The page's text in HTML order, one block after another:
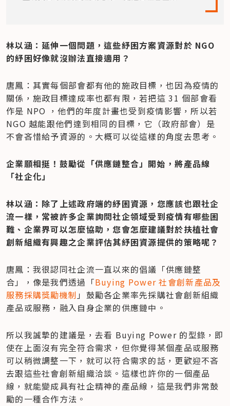
林以涵：延伸一個問題，這些紓困方案資源對於 NGO
的紓困好像就沒辦法直接適用？
唐鳳：其實每個部會都有他的施政目標，也因為疫情的
關係，施政目標達成率也都有限，若把這 31 個部會看
作是 NPO ，他們的年度計畫也受到疫情影響，所以若
NGO 越能跟他們達到相同的目標，它（政府部會）是
不會吝惜給予資源的。大概可以從這樣的角度去思考。
企業願相挺！鼓勵從「供應鏈整合」開始，將產品線
「社企化」
林以涵：除了上述政府端的紓困資源，您應該也跟社企
流一樣，常被許多企業詢問社企領域受到疫情有哪些困
難、企業界可以怎麼協助，您會怎麼建議對於扶植社會
創新組織有興趣之企業評估其紓困資源提供的策略呢？
唐鳳：我很認同社企流一直以來的倡議「供應鏈整
合」，像是我們透過「Buying Power 社會創新產品及
服務採購獎勵機制 」鼓勵各企業率先採購社會創新組織
產品或服務，融入自身企業的供應鏈中。
所以我誠摯的建議是，去看 Buying Power 的型錄，即
使在上面沒有完全符合需求，但你覺得某個產品或服務
可以稍微調整一下，就可以符合需求的話，更歡迎不吝
去跟這些社會創新組織洽談。這樣也許你的一個產品
線，就能變成具有社企精神的產品線，這是我們非常鼓
勵的一種合作方法。